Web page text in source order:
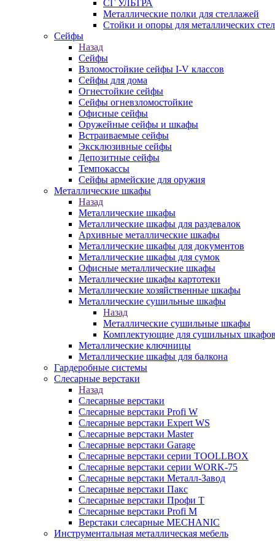
СГ УЛЬТРА
Металлические полки для стеллажей
Стойки и опоры для металлических
Сейфы
Назад
Сейфы
Взломостойкие сейфы I-V классов
Сейфы для дома
Огнестойкие сейфы
Сейфы огневзломостойкие
Офисные сейфы
Оружейные сейфы и шкафы
Встраиваемые сейфы
Эксклюзивные сейфы
Депозитные сейфы
Темпокассы
Сейфы армейские для оружия
Металлические шкафы
Назад
Металлические шкафы
Металлические шкафы для раздевалок
Архивные металлические шкафы
Металлические шкафы для документов
Металлические шкафы для сумок
Офисные металлические шкафы
Металлические шкафы картотеки
Металлические хозяйственные шкафы
Металлические сушильные шкафы
Назад
Металлические сушильные шкафы
Комплектующие для сушильных шкафов
Металлические ключницы
Металлические шкафы для балкона
Гардеробные системы
Слесарные верстаки
Назад
Слесарные верстаки
Слесарные верстаки Profi W
Слесарные верстаки Expert WS
Слесарные верстаки Master
Слесарные верстаки Garage
Слесарные верстаки серии TOOLLBOX
Слесарные верстаки серии WORK-75
Слесарные верстаки Металл-Завод
Слесарные верстаки Пакс
Слесарные верстаки Профи Т
Слесарные верстаки Profi M
Верстаки слесарные MECHANIC
Инструментальная металлическая мебель